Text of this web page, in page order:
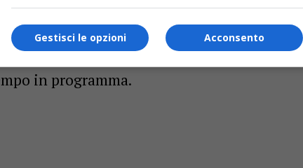
i lavori di ristrutturazione del campanile
che proprio in questi giorni è sottoposto a
in programma.
Acconsento
Gestisci le opzioni